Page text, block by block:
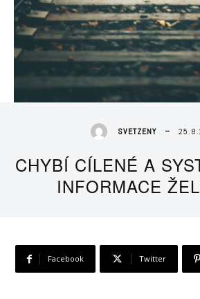
SVETZENY
CHYBÍ CÍLENÉ A
INFORMACE
Facebook Twitter